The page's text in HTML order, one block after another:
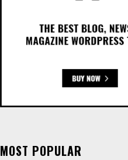
MOST POPULAR